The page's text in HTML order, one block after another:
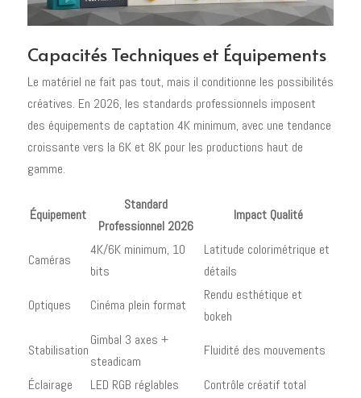
Capacités Techniques et Équipements
Le matériel ne fait pas tout, mais il conditionne les possibilités
créatives. En 2026, les standards professionnels imposent
des équipements de captation 4K minimum, avec une tendance
croissante vers la 6K et 8K pour les productions haut de
gamme.
Équipement
Standard
Professionnel 2026
Impact Qualité
Caméras
4K/6K minimum, 10
bits
Latitude colorimétrique et
détails
Optiques
Cinéma plein format
Rendu esthétique et
bokeh
Stabilisation
Gimbal 3 axes +
steadicam
Fluidité des mouvements
Éclairage LED RGB réglables
Contrôle créatif total